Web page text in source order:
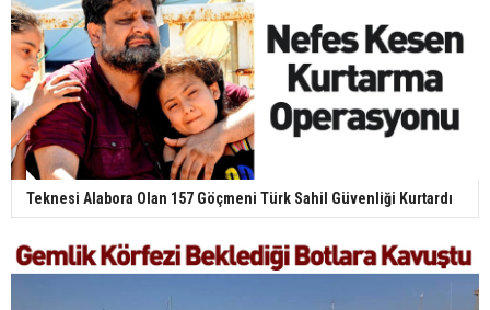
Teknesi Alabora Olan 157 Göçmeni Türk Sahil Güvenliği Kurtardı